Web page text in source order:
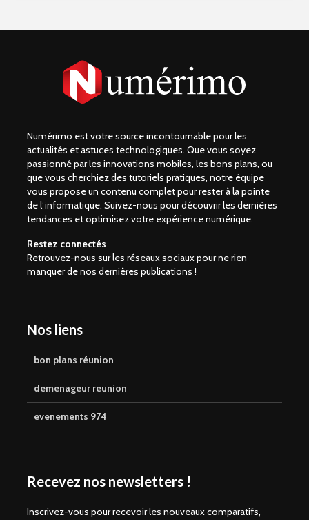
Numérimo est votre source incontournable pour les
actualités et astuces technologiques. Que vous soyez
passionné par les innovations mobiles, les bons plans, ou
que vous cherchiez des tutoriels pratiques, notre équipe
vous propose un contenu complet pour rester à la pointe
de l’informatique. Suivez-nous pour découvrir les dernières
tendances et optimisez votre expérience numérique.
Restez connectés
Retrouvez-nous sur les réseaux sociaux pour ne rien
manquer de nos dernières publications !
Nos liens
bon plans réunion
demenageur reunion
evenements 974
Recevez nos newsletters !
Inscrivez-vous pour recevoir les nouveaux comparatifs,